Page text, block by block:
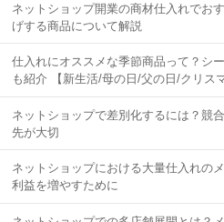
ネットショップ開業の商材仕入れでお
げする商品について解説
仕入れにオススメな季節商品って？シ
も紹介 【新生活/母の日/父の日/クリス
ネットショップで差別化するには？競
先が大切
ネットショップにおける大量仕入れの
利益を増やすために